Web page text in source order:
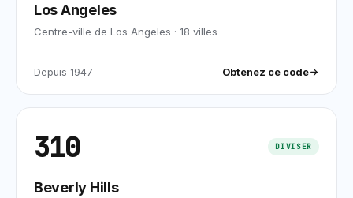
Los Angeles
Centre-ville de Los Angeles · 18 villes
Depuis 1947 Obtenez ce code
310 DIVISER
Beverly Hills